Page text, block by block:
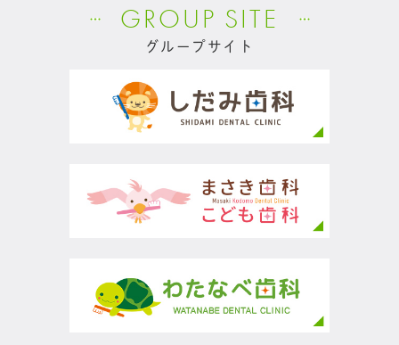
GROUP SITE
グループサイト